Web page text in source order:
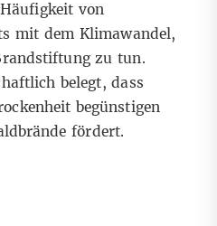
von
mit dem Klimawandel,
zu tun.
belegt, dass
begünstigen
fördert.